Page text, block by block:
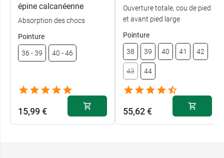
épine calcanéenne
Absorption des chocs
Pointure
36 - 39 40 - 46
15,99 €
Ouverture totale, cou de pied
et avant pied large
Pointure
38 39 40 41 42
43 44
55,62 €